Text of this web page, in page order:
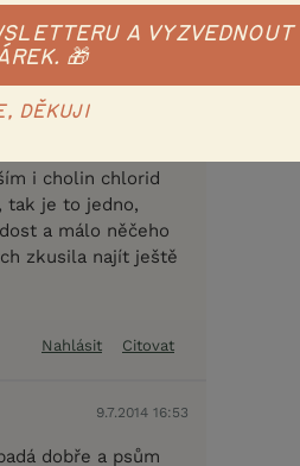
Nahlásit
i cholin chlorid
tak je to jedno,
a málo něčeho
zkusila najít ještě
Nahlásit Citovat
9.7.2014 16:53
dobře a psům
A VYZVEDNOUT
🎁
DĚKUJI